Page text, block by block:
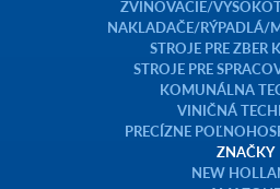
ZVINOVACIE/
NAKLADAČE/RÝPADLÁ/
STROJE PRE ZBER
STROJE PRE
KOMUNÁLNA
VINIČNÁ
PRECÍZNE
ZNAČKY
NEW